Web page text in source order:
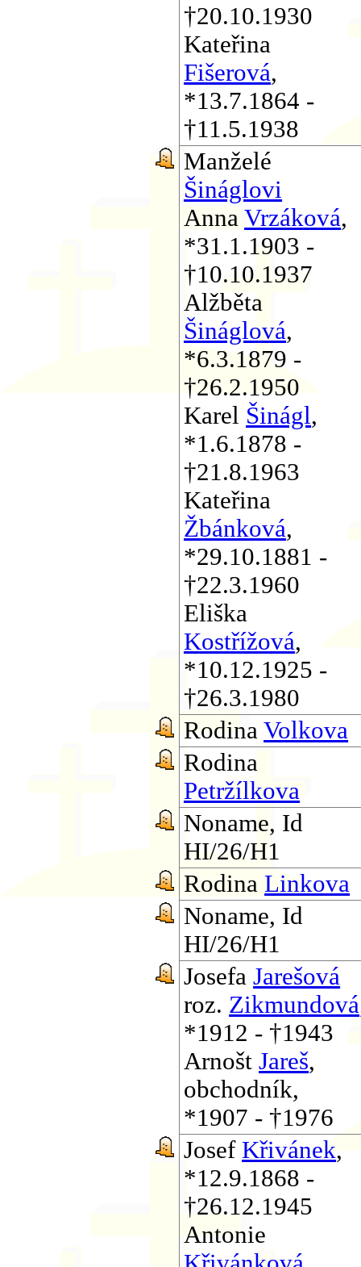
†20.10.1930
Kateřina
Fišerová,
*13.7.1864 -
†11.5.1938
Manželé
Šináglovi
AnnaVrzáková,
*31.1.1903 -
†10.10.1937
Alžběta
Šináglová,
*6.3.1879 -
†26.2.1950
Karel Šinágl,
*1.6.1878 -
†21.8.1963
Kateřina
Žbánková,
*29.10.1881 -
†22.3.1960
Eliška
Kostřížová,
*10.12.1925 -
†26.3.1980
RodinaVolkova
Rodina
Petržílkova
Noname, Id
HI/26/H1
Rodina Linkova
Noname, Id
HI/26/H1
JosefaJarešová
roz. Zikmundová
*1912 - †1943
ArnoštJareš,
obchodník,
*1907 - †1976
Josef Křivánek,
*12.9.1868 -
†26.12.1945
Antonie